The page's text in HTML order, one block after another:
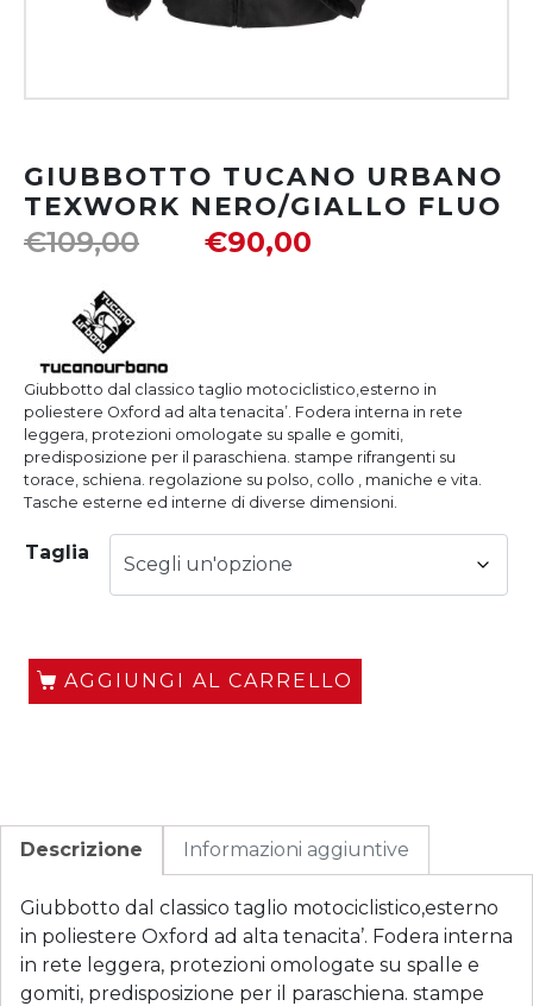
GIUBBOTTO TUCANO URBANO
TEXWORK NERO/GIALLO FLUO
€109,00 €90,00
Giubbotto dal classico taglio motociclistico,esterno in
poliestere Oxford ad alta tenacita’. Fodera interna in rete
leggera, protezioni omologate su spalle e gomiti,
predisposizione per il paraschiena. stampe rifrangenti su
torace, schiena. regolazione su polso, collo , maniche e vita.
Tasche esterne ed interne di diverse dimensioni.
Taglia
AGGIUNGI AL CARRELLO
Descrizione Informazioni aggiuntive
Giubbotto dal classico taglio motociclistico,esterno
in poliestere Oxford ad alta tenacita’. Fodera interna
in rete leggera, protezioni omologate su spalle e
gomiti, predisposizione per il paraschiena. stampe